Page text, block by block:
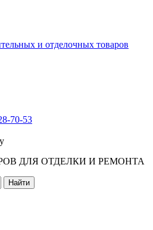
70-53
ДЛЯ ОТДЕЛКИ И РЕМОНТА